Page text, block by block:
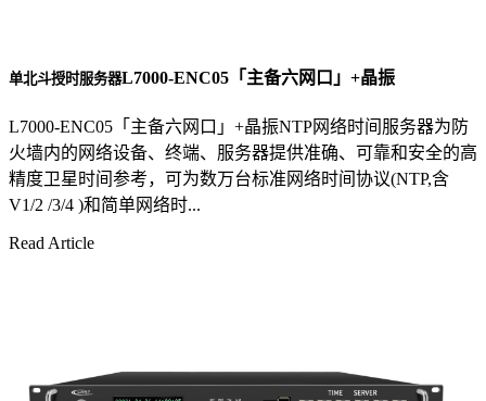
单北斗授时服务器L7000-ENC05「主备六网口」+晶振
L7000-ENC05「主备六网口」+晶振NTP网络时间服务器为防
火墙内的网络设备、终端、服务器提供准确、可靠和安全的高
精度卫星时间参考，可为数万台标准网络时间协议(NTP,含
V1/2 /3/4 )和简单网络时...
Read Article